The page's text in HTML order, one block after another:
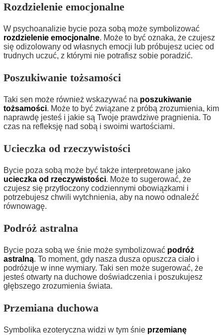
Rozdzielenie emocjonalne
W psychoanalizie bycie poza sobą może symbolizować
rozdzielenie emocjonalne. Może to być oznaka, że czujesz
się odizolowany od własnych emocji lub próbujesz uciec od
trudnych uczuć, z którymi nie potrafisz sobie poradzić.
Poszukiwanie tożsamości
Taki sen może również wskazywać na poszukiwanie
tożsamości. Może to być związane z próbą zrozumienia, kim
naprawdę jesteś i jakie są Twoje prawdziwe pragnienia. To
czas na refleksję nad sobą i swoimi wartościami.
Ucieczka od rzeczywistości
Bycie poza sobą może być także interpretowane jako
ucieczka od rzeczywistości. Może to sugerować, że
czujesz się przytłoczony codziennymi obowiązkami i
potrzebujesz chwili wytchnienia, aby na nowo odnaleźć
równowagę.
Podróż astralna
Bycie poza sobą we śnie może symbolizować podróż
astralną. To moment, gdy nasza dusza opuszcza ciało i
podróżuje w inne wymiary. Taki sen może sugerować, że
jesteś otwarty na duchowe doświadczenia i poszukujesz
głębszego zrozumienia świata.
Przemiana duchowa
Symbolika ezoteryczna widzi w tym śnie przemianę